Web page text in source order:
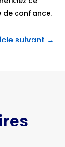
de confiance.
suivant →